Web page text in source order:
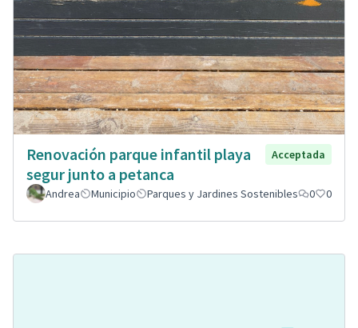
Renovación parque infantil playa
segur junto a petanca
Acceptada
Andrea Municipio Parques y Jardines Sostenibles 0 0